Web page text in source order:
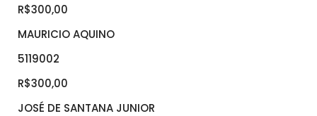
R$300,00
MAURICIO AQUINO
5119002
R$300,00
JOSÉ DE SANTANA JUNIOR